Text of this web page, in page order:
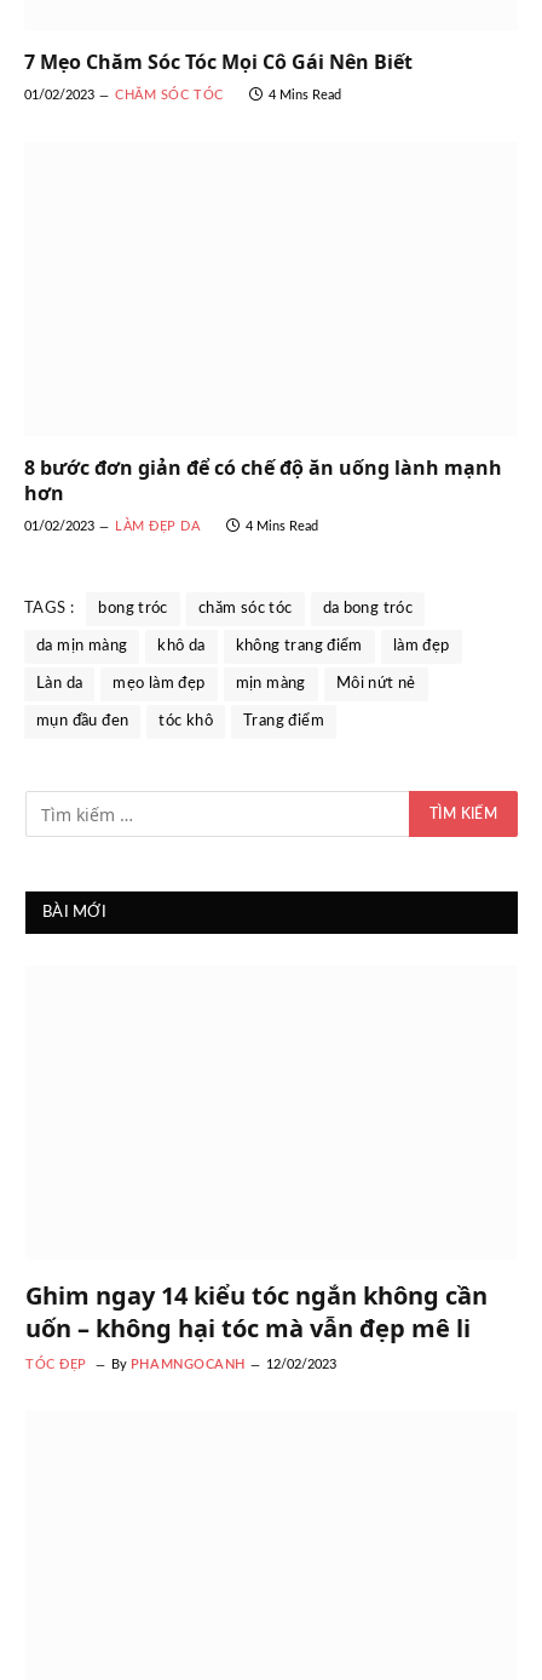
7 Mẹo Chăm Sóc Tóc Mọi Cô Gái Nên Biết
01/02/2023 CHĂM SÓC TÓC 4 Mins Read
8 bước đơn giản để có chế độ ăn uống lành mạnh
hơn
01/02/2023 LÀM ĐẸP DA 4 Mins Read
TAGS : bong tróc chăm sóc tóc da bong tróc
da mịn màng khô da không trang điểm làm đẹp
Làn da mẹo làm đẹp mịn màng Môi nứt nẻ
mụn đầu đen tóc khô Trang điểm
BÀI MỚI
Ghim ngay 14 kiểu tóc ngắn không cần
uốn – không hại tóc mà vẫn đẹp mê li
TÓC ĐẸP By PHAMNGOCANH 12/02/2023